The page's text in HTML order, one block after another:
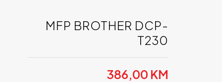
MFP BROTHER DCP-
T230
386,00 KM